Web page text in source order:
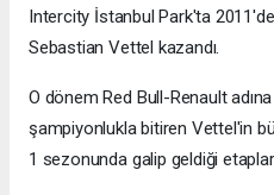
Intercity İstanbul Park'ta
Sebastian Vettel kazandı.
O dönem Red Bull-Renault adına
şampiyonlukla bitiren Vettel'in
1 sezonunda galip geldiği